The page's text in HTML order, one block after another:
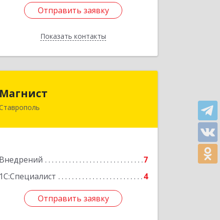
Отправить заявку
Показать контакты
Отправить заявку
Назад
Магнист
Внедрений
7
1С:Специалист
4
Отправить заявку
355029, Ставропольский край,
Подробнее
Отправить заявку